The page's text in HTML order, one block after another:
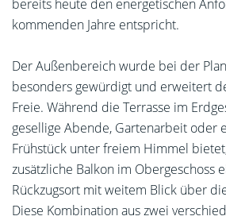
bereits heute den energetischen
kommenden Jahre entspricht.
Der Außenbereich wurde bei der
besonders gewürdigt und erweitert
Freie. Während die Terrasse im
gesellige Abende, Gartenarbeit oder
Frühstück unter freiem Himmel
zusätzliche Balkon im Obergeschoss
Rückzugsort mit weitem Blick über
Diese Kombination aus zwei